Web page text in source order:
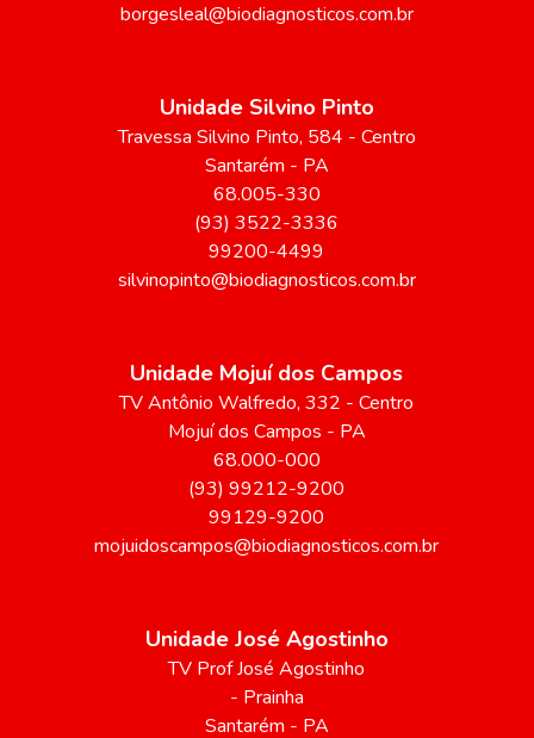
borgesleal@biodiagnosticos.com.br
Unidade Silvino Pinto
Travessa Silvino Pinto, 584 - Centro
Santarém - PA
68.005-330
(93) 3522-3336
99200-4499
silvinopinto@biodiagnosticos.com.br
Unidade Mojuí dos Campos
TV Antônio Walfredo, 332 - Centro
Mojuí dos Campos - PA
68.000-000
(93) 99212-9200
99129-9200
mojuidoscampos@biodiagnosticos.com.br
Unidade José Agostinho
TV Prof José Agostinho
- Prainha
Santarém - PA